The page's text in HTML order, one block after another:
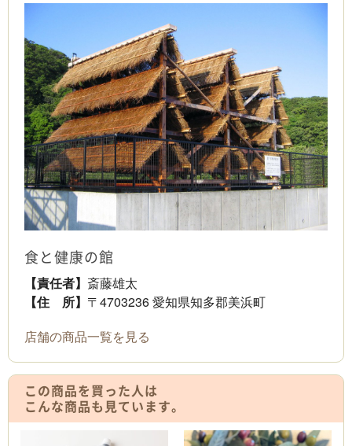
食と健康の館
【責任者】 斎藤雄太
【住 所】 〒4703236 愛知県知多郡美浜町
店舗の商品一覧を見る
この商品を買った人は
こんな商品も見ています。